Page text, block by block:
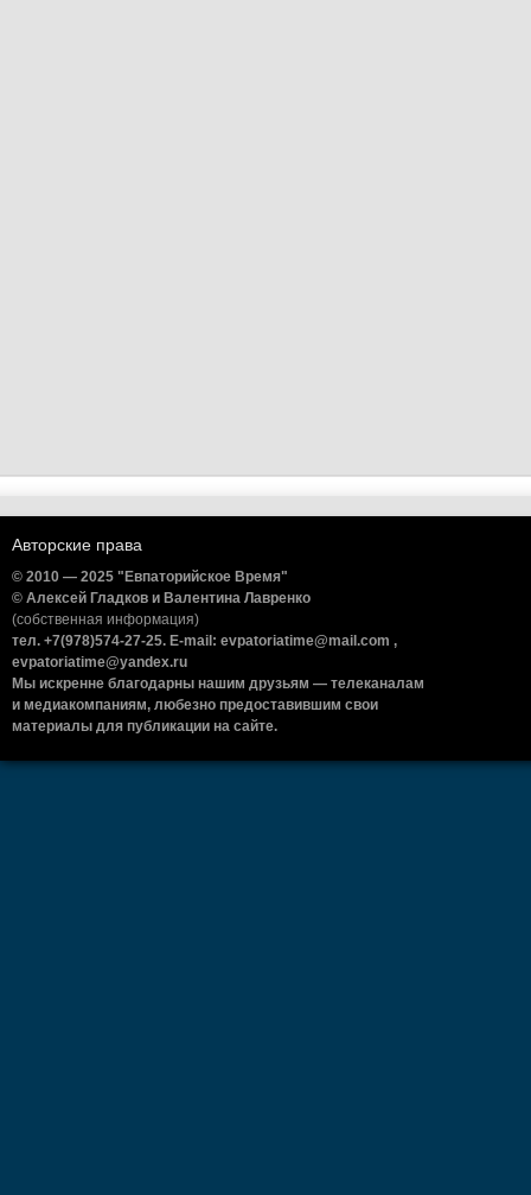
Авторские права
© 2010 — 2025 "Евпаторийское Время"
© Алексей Гладков и Валентина Лавренко
(собственная информация)
тел. +7(978)574-27-25. E-mail: evpatoriatime@mail.com ,
evpatoriatime@yandex.ru
Мы искренне благодарны нашим друзьям — телеканалам
и медиакомпаниям, любезно предоставившим свои
материалы для публикации на сайте.